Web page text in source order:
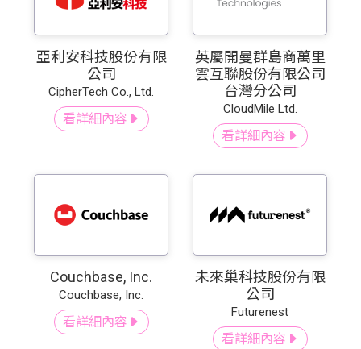
亞利安科技股份有限
公司
CipherTech Co., Ltd.
看詳細內容
英屬開曼群島商萬里
雲互聯股份有限公司
台灣分公司
CloudMile Ltd.
看詳細內容
Couchbase, Inc.
Couchbase, Inc.
看詳細內容
未來巢科技股份有限
公司
Futurenest
看詳細內容